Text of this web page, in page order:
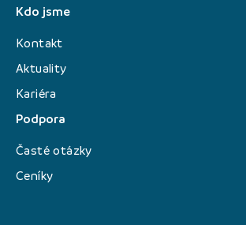
Kdo jsme
Kontakt
Aktuality
Kariéra
Podpora
Časté otázky
Ceníky